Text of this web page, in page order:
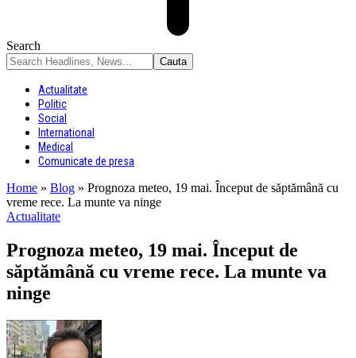
Search
Actualitate
Politic
Social
International
Medical
Comunicate de presa
Home » Blog » Prognoza meteo, 19 mai. Început de săptămână cu
vreme rece. La munte va ninge
Actualitate
Prognoza meteo, 19 mai. Început de
săptămână cu vreme rece. La munte va
ninge